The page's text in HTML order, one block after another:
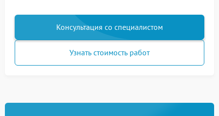
Консультация со специалистом
Узнать стоимость работ